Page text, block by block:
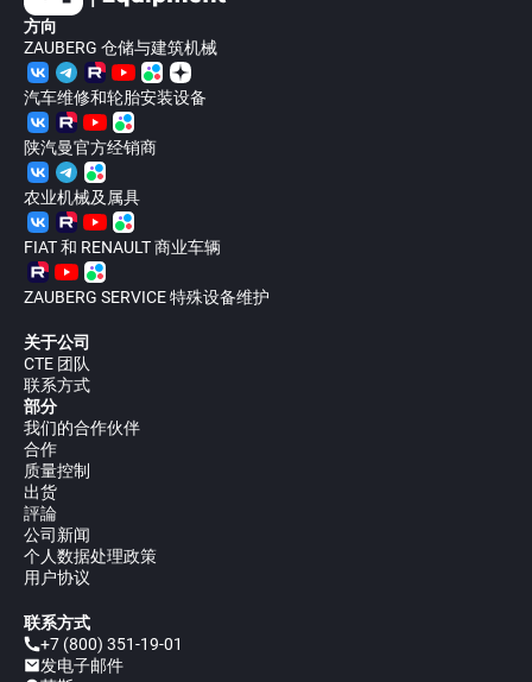
方向
ZAUBERG 仓储与建筑机械
汽车维修和轮胎安装设备
陕汽曼官方经销商
农业机械及属具
FIAT 和 RENAULT 商业车辆
ZAUBERG SERVICE 特殊设备维护
关于公司
CTE 团队
联系方式
部分
我们的合作伙伴
合作
质量控制
出货
評論
公司新闻
个人数据处理政策
用户协议
联系方式
+7 (800) 351-19-01
发电子邮件